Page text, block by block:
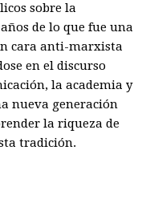
sobre la
de lo que fue una
cara anti-marxista
en el discurso
la academia y
nueva generación
la riqueza de
tradición.